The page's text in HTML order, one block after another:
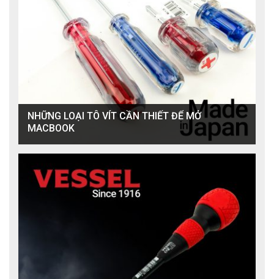
NHỮNG LOẠI TÔ VÍT CẦN THIẾT ĐỂ MỞ
MACBOOK